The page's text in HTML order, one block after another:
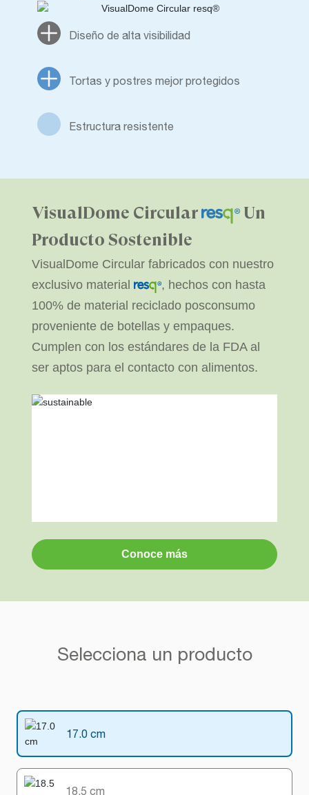
Diseño de alta visibilidad
Tortas y postres mejor protegidos
Estructura resistente
Conoce más
VisualDome Circular
Un
Producto Sostenible
VisualDome Circular fabricados con nuestro
exclusivo material
, hechos con hasta
100% de material reciclado posconsumo
proveniente de botellas y empaques.
Cumplen con los estándares de la FDA al
ser aptos para el contacto con alimentos.
Selecciona un producto
17.0 cm
18.5 cm